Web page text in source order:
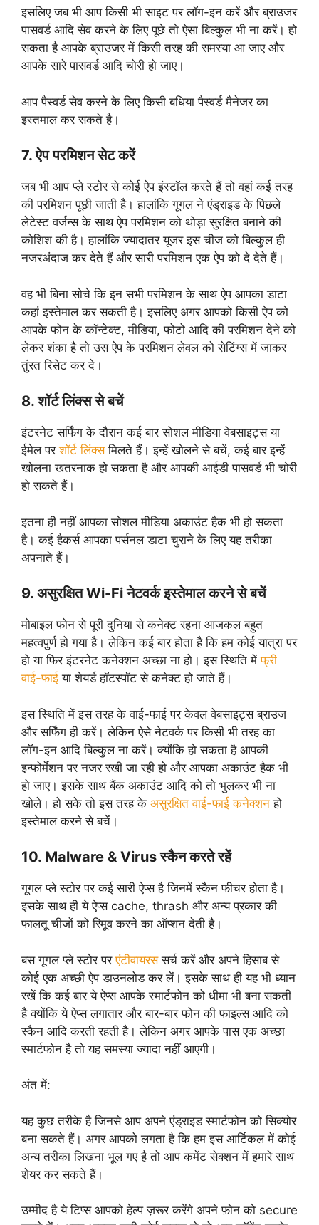
इसलिए जब भी आप किसी भी साइट पर लॉग-इन करें और ब्राउजर
पासवर्ड आदि सेव करने के लिए पूछे तो ऐसा बिल्कुल भी ना करें। हो
सकता है आपके ब्राउजर में किसी तरह की समस्या आ जाए और
आपके सारे पासवर्ड आदि चोरी हो जाए।
आप पैस्वर्ड सेव करने के लिए किसी बधिया पैस्वर्ड मैनेजर का
इस्तमाल कर सकते है।
7. ऐप परमिशन सेट करें
जब भी आप प्ले स्टोर से कोई ऐप इंस्टॉल करते हैं तो वहां कई तरह
की परमिशन पूछी जाती है। हालांकि गूगल ने एंड्राइड के पिछले
लेटेस्ट वर्जन्स के साथ ऐप परमिशन को थोड़ा सुरक्षित बनाने की
कोशिश की है। हालांकि ज्यादातर यूजर इस चीज को बिल्कुल ही
नजरअंदाज कर देते हैं और सारी परमिशन एक ऐप को दे देते हैं।
वह भी बिना सोचे कि इन सभी परमिशन के साथ ऐप आपका डाटा
कहां इस्तेमाल कर सकती है। इसलिए अगर आपको किसी ऐप को
आपके फोन के कॉन्टेक्ट, मीडिया, फोटो आदि की परमिशन देने को
लेकर शंका है तो उस ऐप के परमिशन लेवल को सेटिंग्स में जाकर
तुंरत रिसेट कर दे।
8. शॉर्ट लिंक्स से बचें
इंटरनेट सर्फिंग के दौरान कई बार सोशल मीडिया वेबसाइट्स या
ईमेल परशॉर्ट लिंक्समिलते हैं। इन्हें खोलने से बचें, कई बार इन्हें
खोलना खतरनाक हो सकता है और आपकी आईडी पासवर्ड भी चोरी
हो सकते हैं।
इतना ही नहीं आपका सोशल मीडिया अकाउंट हैक भी हो सकता
है। कई हैकर्स आपका पर्सनल डाटा चुराने के लिए यह तरीका
अपनाते हैं।
9. असुरक्षित Wi-Fi नेटवर्क इस्तेमाल करने से बचें
मोबाइल फोन से पूरी दुनिया से कनेक्ट रहना आजकल बहुत
महत्वपुर्ण हो गया है। लेकिन कई बार होता है कि हम कोई यात्रा पर
हो या फिर इंटरनेट कनेक्शन अच्छा ना हो। इस स्थिति मेंफ्री
वाई-फाई या शेयर्ड हॉटस्पॉट से कनेक्ट हो जाते हैं।
इस स्थिति में इस तरह के वाई-फाई पर केवल वेबसाइट्स ब्राउज
और सर्फिंग ही करें। लेकिन ऐसे नेटवर्क पर किसी भी तरह का
लॉग-इन आदि बिल्कुल ना करें। क्योंकि हो सकता है आपकी
इन्फोर्मेशन पर नजर रखी जा रही हो और आपका अकाउंट हैक भी
हो जाए। इसके साथ बैंक अकाउंट आदि को तो भुलकर भी ना
खोले। हो सके तो इस तरह के असुरक्षित वाई-फाई कनेक्शन हो
इस्तेमाल करने से बचें।
10. Malware & Virus स्कैन करते रहें
गूगल प्ले स्टोर पर कई सारी ऐप्स है जिनमें स्कैन फीचर होता है।
इसके साथ ही ये ऐप्स cache, thrash और अन्य प्रकार की
फालतू चीजों को रिमूव करने का ऑप्शन देती है।
बस गूगल प्ले स्टोर परएंटीवायरससर्च करें और अपने हिसाब से
कोई एक अच्छी ऐप डाउनलोड कर लें। इसके साथ ही यह भी ध्यान
रखें कि कई बार ये ऐप्स आपके स्मार्टफोन को धीमा भी बना सकती
है क्योंकि ये ऐप्स लगातार और बार-बार फोन की फाइल्स आदि को
स्कैन आदि करती रहती है। लेकिन अगर आपके पास एक अच्छा
स्मार्टफोन है तो यह समस्या ज्यादा नहीं आएगी।
अंत में:
यह कुछ तरीके है जिनसे आप अपने एंड्राइड स्मार्टफोन को सिक्योर
बना सकते हैं। अगर आपको लगता है कि हम इस आर्टिकल में कोई
अन्य तरीका लिखना भूल गए है तो आप कमेंट सेक्शन में हमारे साथ
शेयर कर सकते हैं।
उम्मीद है ये टिप्स आपको हेल्प ज़रूर करेंगे अपने फ़ोन को secure